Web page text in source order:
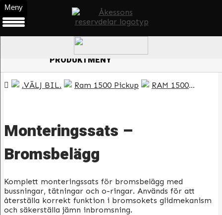
ÖPPNA
PRODUKTMENY
.VÄLJ BIL. Ram 1500 Pickup RAM 1500 1997-2008
Monteringssats –
Bromsbelägg
Komplett monteringssats för bromsbelägg med
bussningar, tätningar och o-ringar. Används för att
återställa korrekt funktion i bromsokets glidmekanism
och säkerställa jämn inbromsning.
Meny